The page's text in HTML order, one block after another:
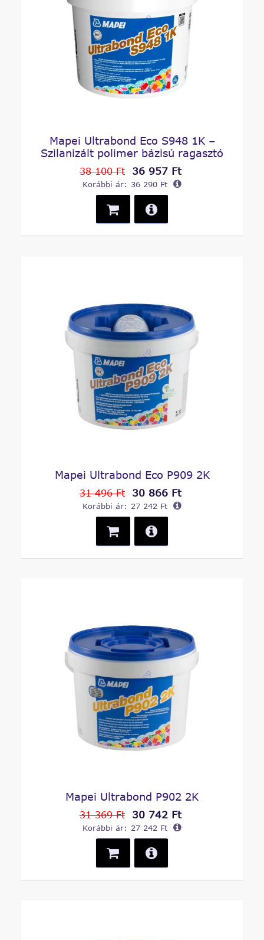
Mapei Ultrabond Eco S948 1K –
Szilanizált polimer bázisú ragasztó
38 100 Ft 36 957 Ft
Korábbi ár: 36 290 Ft
Mapei Ultrabond Eco P909 2K
31 496 Ft 30 866 Ft
Korábbi ár: 27 242 Ft
Mapei Ultrabond P902 2K
31 369 Ft 30 742 Ft
Korábbi ár: 27 242 Ft